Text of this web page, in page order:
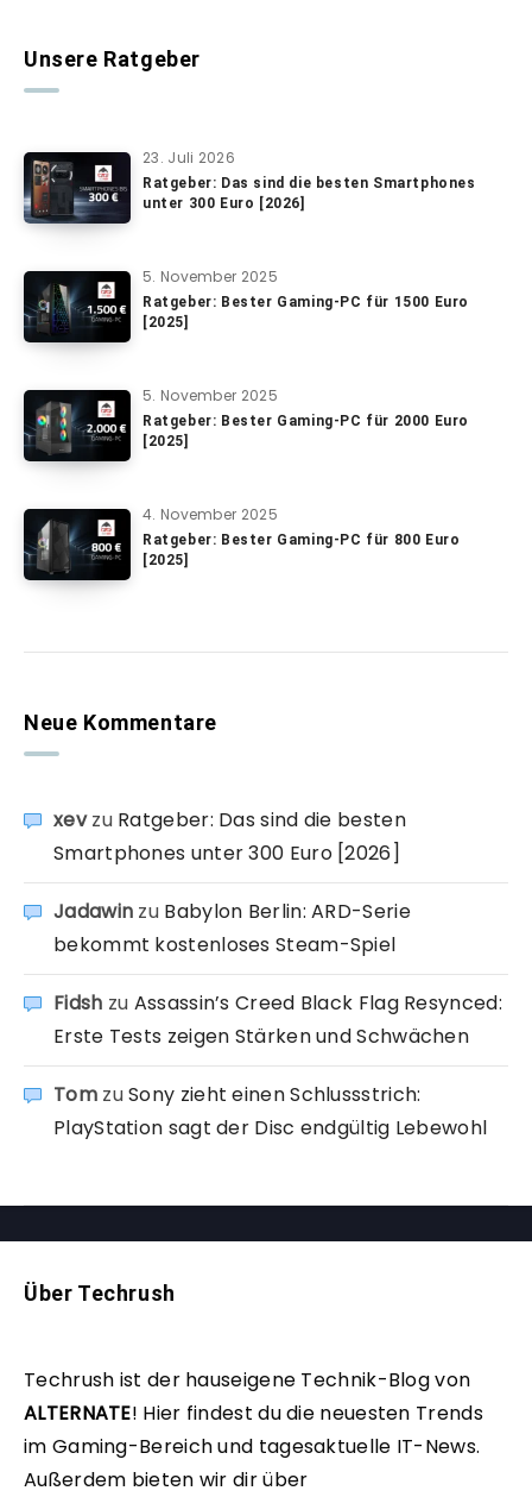
Unsere Ratgeber
23. Juli 2026
Ratgeber: Das sind die besten Smartphones
unter 300 Euro [2026]
5. November 2025
Ratgeber: Bester Gaming-PC für 1500 Euro
[2025]
5. November 2025
Ratgeber: Bester Gaming-PC für 2000 Euro
[2025]
4. November 2025
Ratgeber: Bester Gaming-PC für 800 Euro
[2025]
Neue Kommentare
xevzu Ratgeber: Das sind die besten
Smartphones unter 300 Euro [2026]
Jadawin zu Babylon Berlin: ARD-Serie
bekommt kostenloses Steam-Spiel
Fidsh zu Assassin’s Creed Black Flag Resynced:
Erste Tests zeigen Stärken und Schwächen
TomzuSony zieht einen Schlussstrich:
PlayStation sagt der Disc endgültig Lebewohl
Über Techrush
Techrush ist der hauseigene Technik-Blog von
ALTERNATE! Hier findest du die neuesten Trends
im Gaming-Bereich und tagesaktuelle IT-News.
Außerdem bieten wir dir über